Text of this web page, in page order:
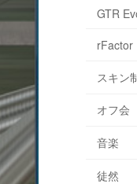
GTR
rFactor
スキン
オフ会
音楽
徒然